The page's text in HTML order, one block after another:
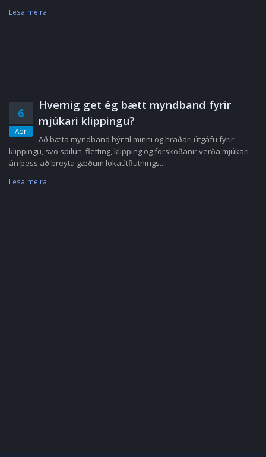
Lesa meira
6
Apr
Hvernig get ég bætt myndband fyrir
mjúkari klippingu?
Að bæta myndband býr til minni og hraðari útgáfu fyrir
klippingu, svo spilun, fletting, klipping og forskoðanir verða mjúkari
án þess að breyta gæðum lokaútflutnings....
Lesa meira